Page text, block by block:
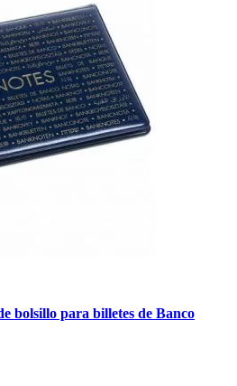
bolsillo para billetes de Banco